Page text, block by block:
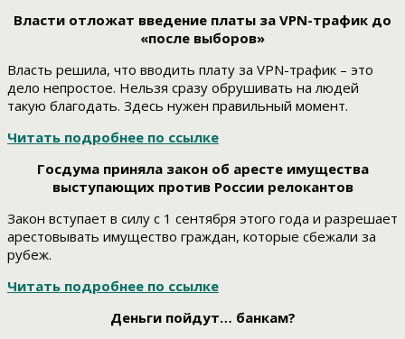
Власти отложат введение платы за VPN-трафик до
«после выборов»
Власть решила, что вводить плату за VPN-трафик – это
дело непростое. Нельзя сразу обрушивать на людей
такую благодать. Здесь нужен правильный момент.
Читать подробнее по ссылке
Госдума приняла закон об аресте имущества
выступающих против России релокантов
Закон вступает в силу с 1 сентября этого года и разрешает
арестовывать имущество граждан, которые сбежали за
рубеж.
Читать подробнее по ссылке
Деньги пойдут… банкам?